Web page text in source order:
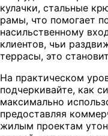
кулачки, стальные
рамы, что помогает
насильственному
клиентов, чьи
террасы, это
На практическом
подчеркивайте, как
максимально
предоставляя
жилым проектам